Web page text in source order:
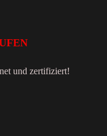
und zertifiziert!